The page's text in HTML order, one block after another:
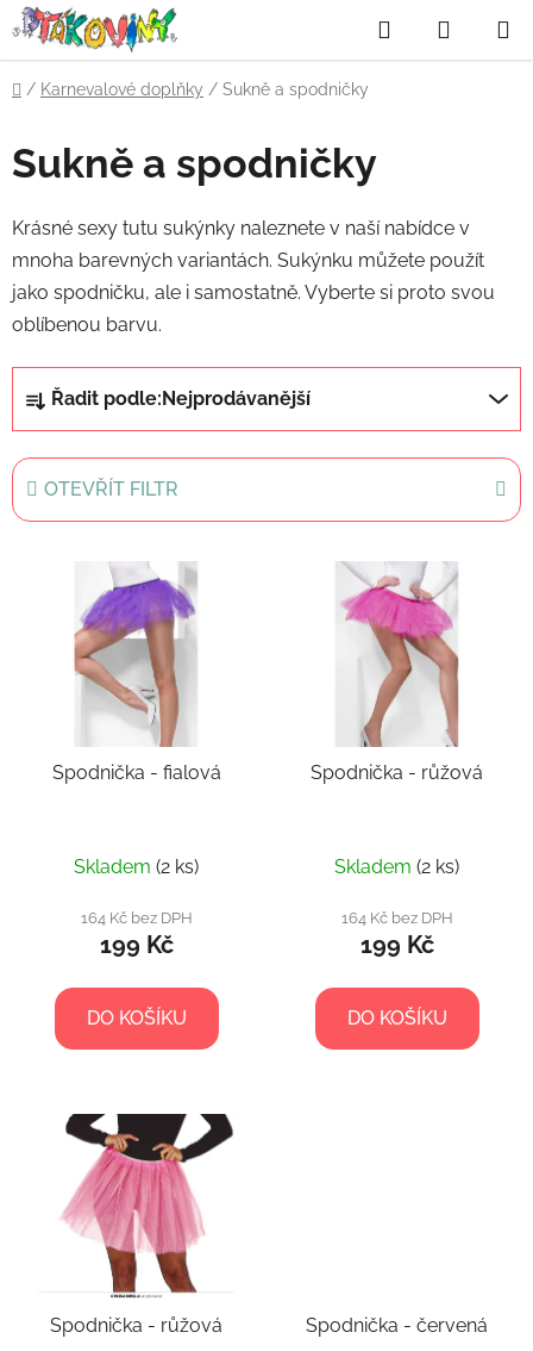
Přejít
na
obsah
Hledat
KOŠÍK
Domů
/ Karnevalové doplňky / Sukně a spodničky
Sukně a spodničky
Krásné sexy tutu sukýnky naleznete v naší nabídce v
mnoha barevných variantách. Sukýnku můžete použít
jako spodničku, ale i samostatně. Vyberte si proto svou
oblíbenou barvu.
a
z
e
n
Řadit podle: Nejprodávanější
OTEVŘÍT FILTR
Spodnička - fialová
Skladem (2 ks)
164 Kč bez DPH
199 Kč
DO KOŠÍKU
Spodnička - růžová
Skladem (2 ks)
164 Kč bez DPH
199 Kč
DO KOŠÍKU
Spodnička - růžová Spodnička - červená